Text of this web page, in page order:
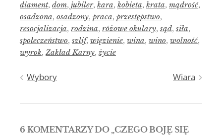
diament, dom, jubiler, kara, kobieta, krata, mądrość,
osadzona, osadzony, praca, przestępstwo,
resocjalizacja, rodzina, różowe okulary, sąd, siła,
społeczeństwo, szlif, więzienie, wina, wino, wolność,
wyrok, Zakład Karny, życie
Nawigacja
wpisu
Wybory Wiara
6 KOMENTARZY DO „CZEGO BOJĘ SIĘ